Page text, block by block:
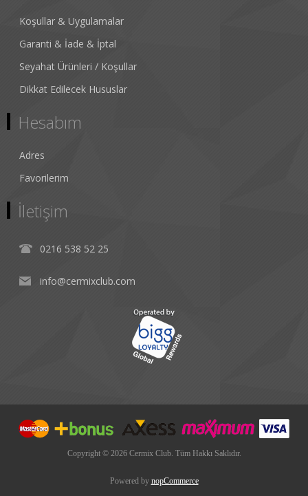
Koşullar & Uygulamalar
Garanti & İade & İptal
Seyahat Ürünleri / Koşullar
Dikkat Edilecek Hususlar
Hesabım
Adres
Favorilerim
İletişim
0216 538 52 25
info@cermixclub.com
Copyright © 2026 Cermix Club. Tüm Hakkı Saklıdır.
Powered by nopCommerce